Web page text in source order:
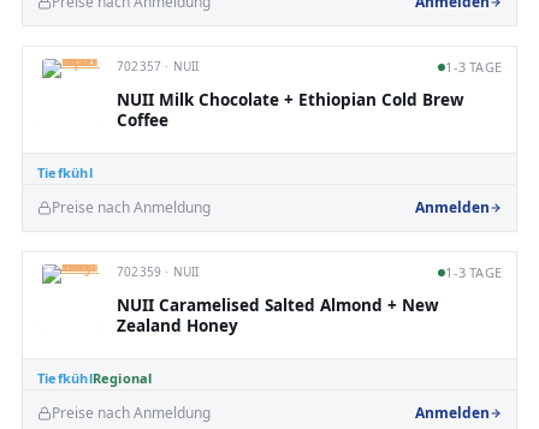
Tiefkühl
702357 · NUII 1-3 TAGE
NUII Milk Chocolate + Ethiopian Cold Brew
Coffee
Preise nach Anmeldung Anmelden
TiefkühlRegional
702359 · NUII 1-3 TAGE
NUII Caramelised Salted Almond + New
Zealand Honey
Preise nach Anmeldung Anmelden